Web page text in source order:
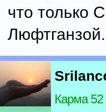
что только
Люфтганзой.
Карма 52